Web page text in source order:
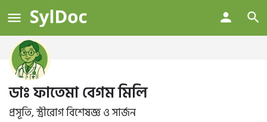
ডাঃ ফাতেমা বেগম মিলি
প্রসূতি, স্ত্রীরোগ বিশেষজ্ঞ ও সার্জন